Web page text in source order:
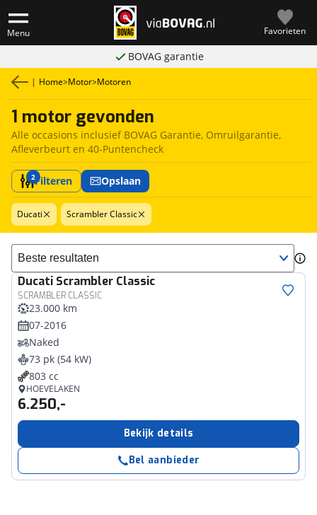
Menu Favorieten
BOVAG garantie
| Home>Motor>Motoren
1 motor gevonden
Alle occasions inclusief BOVAG Garantie, Omruilgarantie,
Afleverbeurt en 40-Puntencheck
2Filteren Opslaan
Ducati Scrambler Classic
Sorteer resultaten
Ducati Scrambler Classic
SCRAMBLER CLASSIC
23.000 km
07-2016
Naked
73 pk (54 kW)
803 cc
HOEVELAKEN
6.250,-
Bekijk details
Bel aanbieder